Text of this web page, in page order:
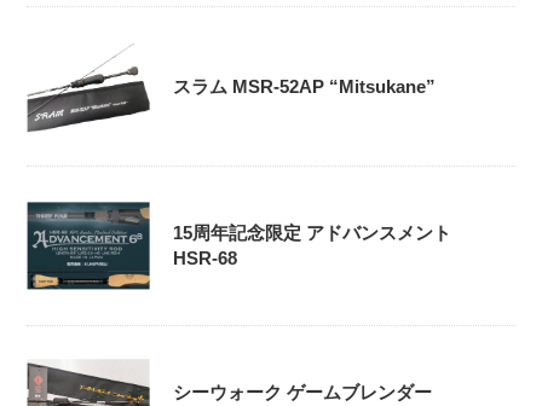
スラム MSR-52AP “Mitsukane”
15周年記念限定 アドバンスメント
HSR-68
シーウォーク ゲームブレンダー